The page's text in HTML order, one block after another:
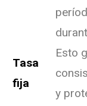
Tasa
fija
Esto
y